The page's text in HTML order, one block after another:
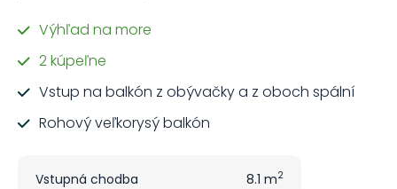
Výhľad na more
2 kúpeľne
Vstup na balkón z obývačky a z oboch spální
Rohový veľkorysý balkón
Vstupná chodba 8.1 m2